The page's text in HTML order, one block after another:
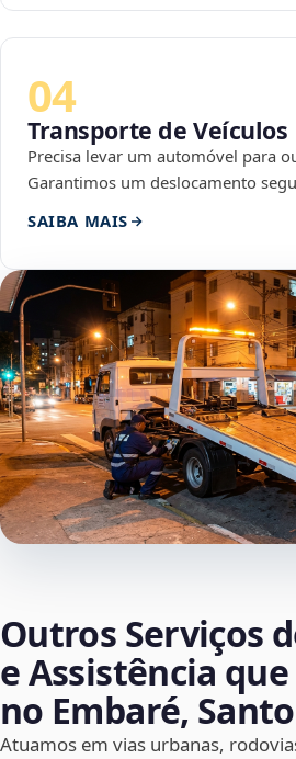
04
Transporte de Veículos
Precisa levar um automóvel para
Garantimos um deslocamento
SAIBA MAIS
Outros Serviços
e Assistência
no Embaré,
Atuamos em vias urbanas,